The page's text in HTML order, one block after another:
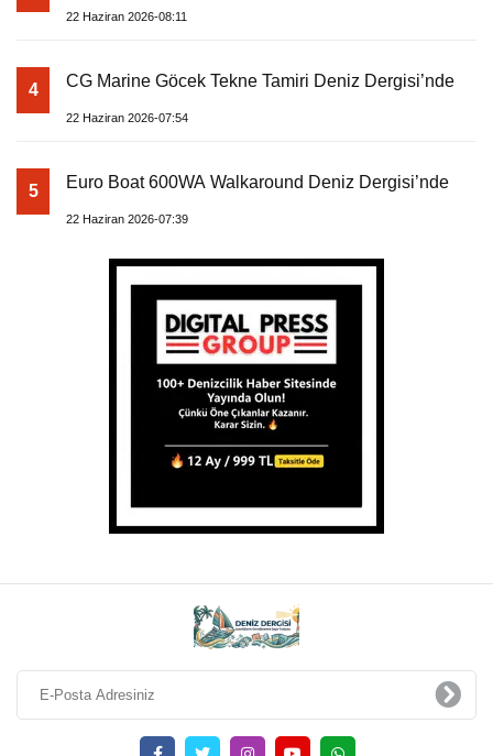
22 Haziran 2026-08:11
4 CG Marine Göcek Tekne Tamiri Deniz Dergisi’nde
22 Haziran 2026-07:54
5 Euro Boat 600WA Walkaround Deniz Dergisi’nde
22 Haziran 2026-07:39